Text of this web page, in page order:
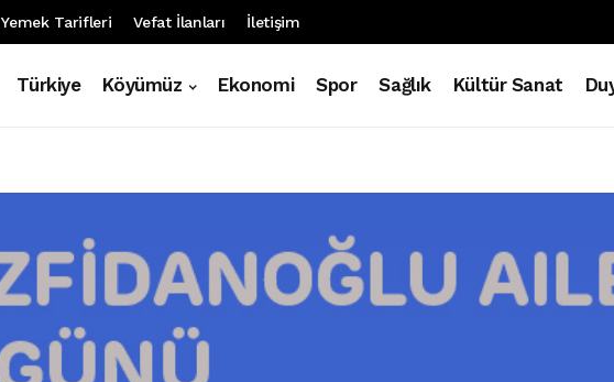
Yemek Tarifleri Vefat İlanları İletişim
Türkiye Köyümüz Ekonomi Spor Sağlık Kültür Sanat